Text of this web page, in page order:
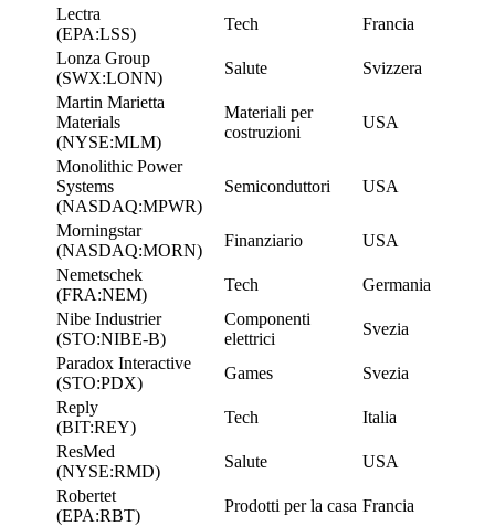
Lectra
(EPA:LSS)
Tech
Francia
Lonza Group
(SWX:LONN)
Salute
Svizzera
Martin Marietta
Materials
(NYSE:MLM)
Materiali per
costruzioni
USA
Monolithic Power
Systems
(NASDAQ:MPWR)
Semiconduttori USA
Morningstar
(NASDAQ:MORN)
Finanziario
USA
Nemetschek
(FRA:NEM)
Tech
Germania
Nibe Industrier
(STO:NIBE-B)
Componenti
elettrici
Svezia
Paradox Interactive
(STO:PDX)
Games
Svezia
Reply
(BIT:REY)
Tech
Italia
ResMed
(NYSE:RMD)
Salute
USA
Robertet
(EPA:RBT)
Prodotti per la casa Francia